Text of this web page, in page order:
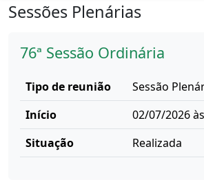
Sessões Plenárias
76ª Sessão Ordinária
Tipo de reunião
Sessão
Início
02/07/2026
Situação
Realizada